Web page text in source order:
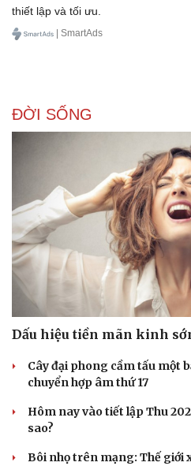
Doanh nghiệp 24h
thiết lập và tối ưu.
| SmartAds
ĐỜI SỐNG
Dấu hiệu tiền mãn kinh
Cây đại phong cầm tấu một
chuyển hợp âm thứ 17
Hôm nay vào tiết lập Thu
sao?
Bôi nhọ trên mạng: Thế giới